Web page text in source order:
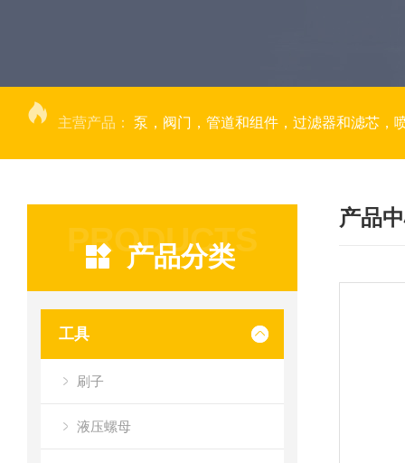
主营产品： 泵，阀门，管道和组件，过滤器和滤芯，
PRODUCTS
产品分类
工具
刷子
液压螺母
产品